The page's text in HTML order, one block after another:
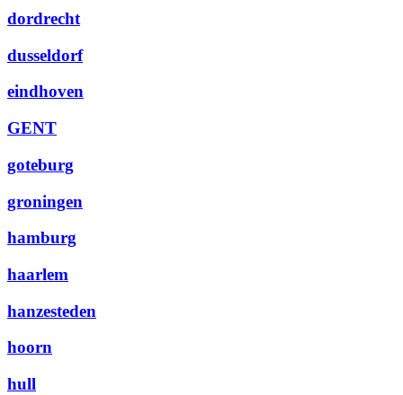
dordrecht
dusseldorf
eindhoven
GENT
goteburg
groningen
hamburg
haarlem
hanzesteden
hoorn
hull